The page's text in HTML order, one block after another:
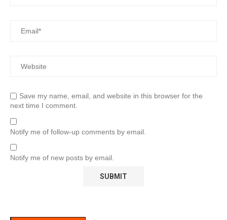
Save my name, email, and website in this browser for the
next time I comment.
Notify me of follow-up comments by email.
Notify me of new posts by email.